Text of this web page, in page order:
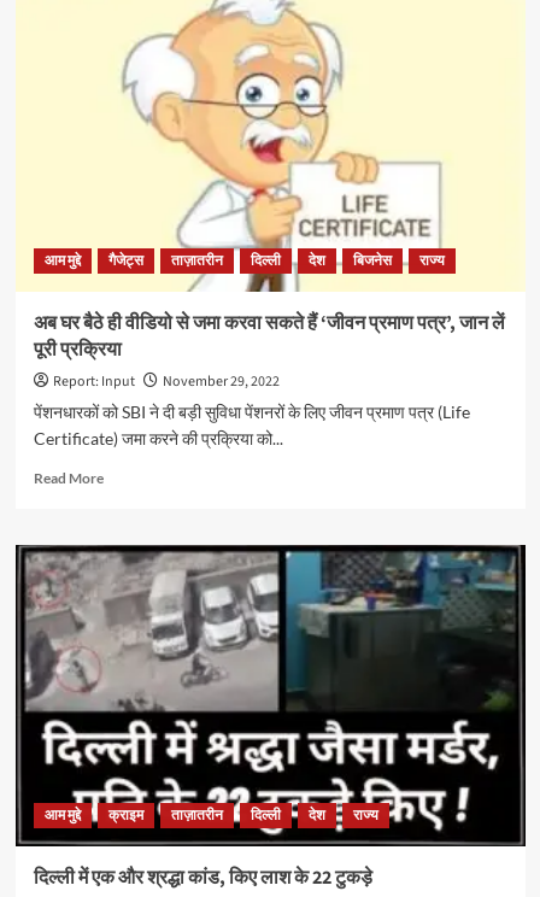
आश्रय
आम मुद्दे गैजेट्स ताज़ातरीन दिल्ली देश बिजनेस राज्य
अब घर बैठे ही वीडियो से जमा करवा सकते हैं ‘जीवन प्रमाण पत्र’, जान लें
पूरी प्रक्रिया
Report: Input
November 29, 2022
पेंशनधारकों को SBI ने दी बड़ी सुविधा पेंशनरों के लिए जीवन प्रमाण पत्र (Life
Certificate) जमा करने की प्रक्रिया को...
Read MoreRead
अब
घर
बैठे
ही
वीडियो
से
जमा
करवा
सकते
हैं
‘जीवन
प्रमाण
पत्र’,
जान
पूरी
आम मुद्दे क्राइम ताज़ातरीन दिल्ली देश राज्य
दिल्ली में एक और श्रद्धा कांड, किए लाश के 22 टुकड़े